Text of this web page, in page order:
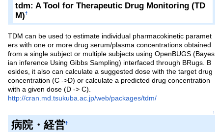
tdm: A Tool for Therapeutic Drug Monitoring (TD
M)†
TDM can be used to estimate individual pharmacokinetic paramet
ers with one or more drug serum/plasma concentrations obtained
from a single subject or multiple subjects using OpenBUGS (Bayes
ian inference Using Gibbs Sampling) interfaced through BRugs. B
esides, it also can calculate a suggested dose with the target drug
concentration (C ->D) or calculate a predicted drug concentration
with a given dose (D -> C).
http://cran.md.tsukuba.ac.jp/web/packages/tdm/
↑
病院・経営†